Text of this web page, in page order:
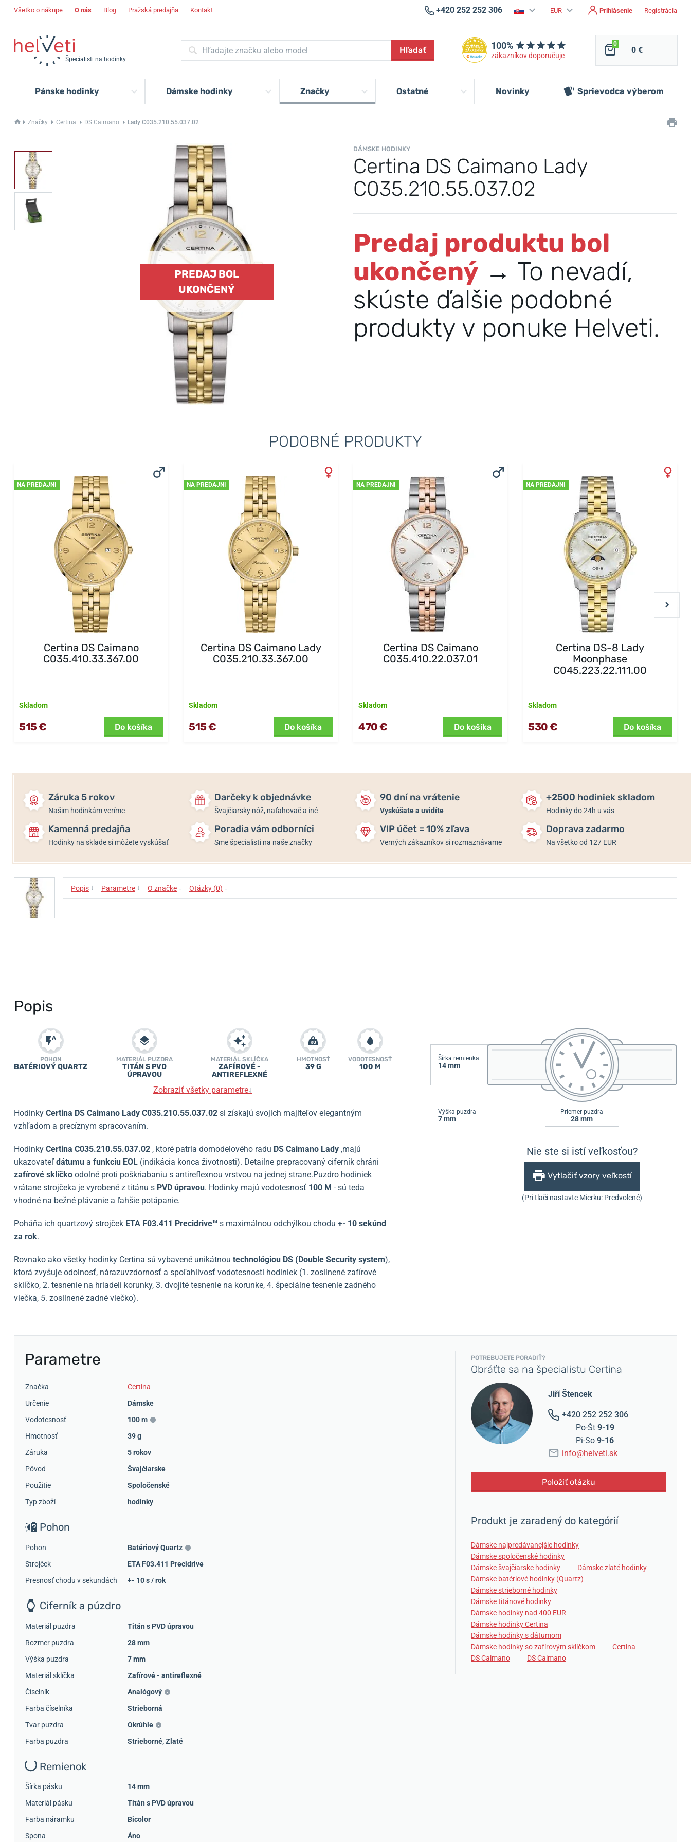
Všetko o nákupe O nás Blog Pražská predajňa Kontakt +420 252 252 306 EUR Prihlásenie Registrácia
Špecialisti na hodinky
Hľadať 100%
zákazníkov doporučuje
0
0 €
Pánske hodinky Dámske hodinky Značky Ostatné Novinky Sprievodca výberom
Značky Certina DS Caimano Lady C035.210.55.037.02
DÁMSKE HODINKY
Certina DS Caimano Lady
C035.210.55.037.02
PREDAJ BOL
UKONČENÝ
Predaj produktu bol
ukončený → To nevadí,
skúste ďalšie podobné
produkty v ponuke Helveti.
PODOBNÉ PRODUKTY
NA PREDAJNI
Certina DS Caimano
C035.410.33.367.00
Skladom
515 € Do košíka
NA PREDAJNI
Certina DS Caimano Lady
C035.210.33.367.00
Skladom
515 € Do košíka
NA PREDAJNI
Certina DS Caimano
C035.410.22.037.01
Skladom
470 € Do košíka
NA PREDAJNI
Certina DS-8 Lady
Moonphase
C045.223.22.111.00
Skladom
530 € Do košíka
Záruka 5 rokov
Našim hodinkám veríme
Darčeky k objednávke
Švajčiarsky nôž, naťahovač a iné
90 dní na vrátenie
Vyskúšate a uvidíte
+2500 hodiniek skladom
Hodinky do 24h u vás
Kamenná predajňa
Hodinky na sklade si môžete vyskúšať
Poradia vám odborníci
Sme špecialisti na naše značky
VIP účet = 10% zľava
Verných zákazníkov si rozmaznávame
Doprava zadarmo
Na všetko od 127 EUR
Popis ↓ Parametre ↓ O značke ↓ Otázky (0) ↓
Popis
POHON
BATÉRIOVÝ QUARTZ
MATERIÁL PUZDRA
TITÁN S PVD
ÚPRAVOU
MATERIÁL SKLÍČKA
ZAFÍROVÉ -
ANTIREFLEXNÉ
HMOTNOSŤ
39 G
VODOTESNOSŤ
100 M
Zobraziť všetky parametre↓
Hodinky Certina DS Caimano Lady C035.210.55.037.02 si získajú svojich majiteľov elegantným
vzhľadom a precíznym spracovaním.
Hodinky Certina C035.210.55.037.02 , ktoré patria domodelového radu DS Caimano Lady ,majú
ukazovateľdátumu a funkciu EOL (indikácia konca životnosti). Detailne prepracovaný ciferník chráni
zafírové sklíčko odolné proti poškriabaniu s antireflexnou vrstvou na jednej strane.Puzdro hodiniek
vrátane strojčeka je vyrobené z titánu s PVD úpravou. Hodinky majú vodotesnosť 100 M - sú teda
vhodné na bežné plávanie a ľahšie potápanie.
Poháňa ich quartzový strojček ETA F03.411 Precidrive™ s maximálnou odchýlkou chodu +- 10 sekúnd
za rok.
Rovnako ako všetky hodinky Certina sú vybavené unikátnou technológiou DS (Double Security system),
ktorá zvyšuje odolnosť, nárazuvzdornosť a spoľahlivosť vodotesnosti hodiniek (1. zosilnené zafírové
sklíčko, 2. tesnenie na hriadeli korunky, 3. dvojité tesnenie na korunke, 4. špeciálne tesnenie zadného
viečka, 5. zosilnené zadné viečko).
Šírka remienka
14 mm
Výška puzdra
7 mm
Priemer puzdra
28 mm
Nie ste si istí veľkosťou?
Vytlačiť vzory veľkostí
(Pri tlači nastavte Mierku: Predvolené)
Parametre
Značka
Certina
Určenie
Dámske
Vodotesnosť
100 m
Hmotnosť
39 g
Záruka
5 rokov
Pôvod
Švajčiarske
Použitie
Spoločenské
Typ zboží
hodinky
Pohon
Pohon
Batériový Quartz
Strojček
ETA F03.411 Precidrive
Presnosť chodu v sekundách
+- 10 s / rok
Ciferník a púzdro
Materiál puzdra
Titán s PVD úpravou
Rozmer puzdra
28 mm
Výška puzdra
7 mm
Materiál sklíčka
Zafírové - antireflexné
Číselník
Analógový
Farba číselníka
Strieborná
Tvar puzdra
Okrúhle
Farba puzdra
Strieborné,Zlaté
Remienok
Šírka pásku
14 mm
Materiál pásku
Titán s PVD úpravou
Farba náramku
Bicolor
Spona
Áno
POTREBUJETE PORADIŤ?
Obráťte sa na špecialistu Certina
Jiří Štencek
+420 252 252 306
Po-Št 9-19
Pi-So 9-16
info@helveti.sk
Položiť otázku
Produkt je zaradený do kategórií
Dámske najpredávanejšie hodinky
Dámske spoločenské hodinky
Dámske švajčiarske hodinky
Dámske zlaté hodinky
Dámske batériové hodinky (Quartz)
Dámske strieborné hodinky
Dámske titánové hodinky
Dámske hodinky nad 400 EUR
Dámske hodinky Certina
Dámske hodinky s dátumom
Dámske hodinky so zafírovým sklíčkom
Certina
DS Caimano
DS Caimano